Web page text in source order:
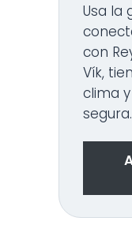
Usa la
con
Vík,
clima
segura.